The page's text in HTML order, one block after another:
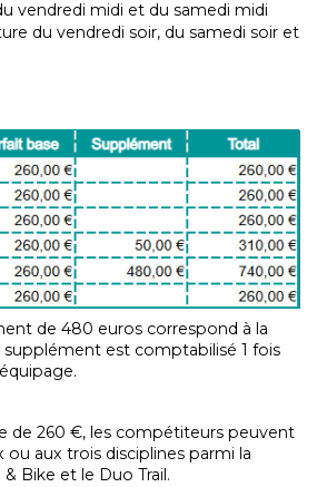
vendredi midi et du samedi midi
du vendredi soir, du samedi soir et
de 480 euros correspond à la
supplément est comptabilisé 1 fois
de 260 €, les compétiteurs peuvent
ou aux trois disciplines parmi la
Bike et le Duo Trail.